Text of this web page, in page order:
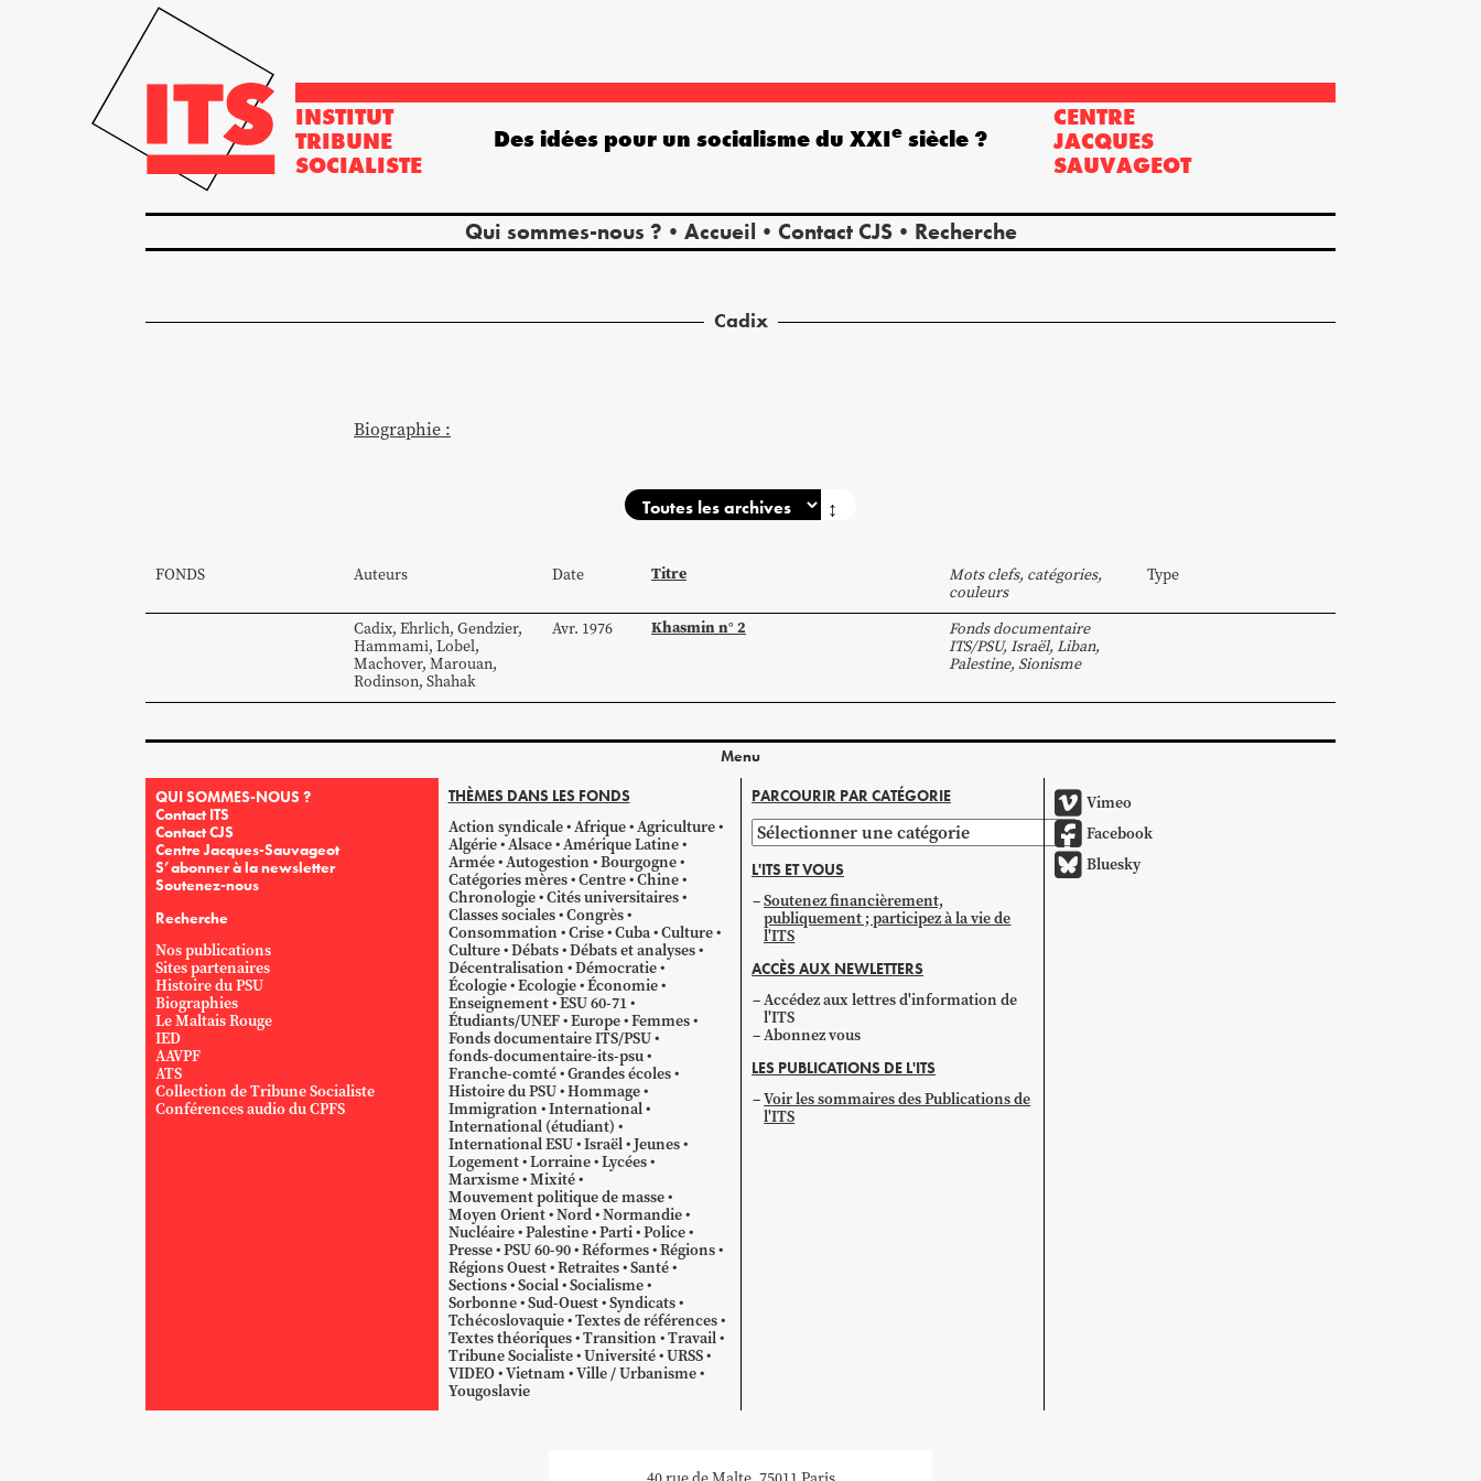
INSTITUT
TRIBUNE
SOCIALISTE
CENTRE
JACQUES
SAUVAGEOT
Qui sommes-nous ? Accueil Contact CJS Recherche
Des idées pour un socialisme du XXIe siècle ?
Cadix
Biographie :
↕
FONDS Auteurs Date Titre
Mots clefs, catégories,
couleurs
Type
Cadix, Ehrlich, Gendzier,
Hammami, Lobel,
Machover, Marouan,
Rodinson, Shahak
Avr. 1976 Khasmin n° 2
Fonds documentaire
ITS/PSU, Israël, Liban,
Palestine, Sionisme
Menu
QUI SOMMES-NOUS ?
Contact ITS
Contact CJS
Centre Jacques-Sauvageot
S’abonner à la newsletter
Soutenez-nous
Recherche
Nos publications
Sites partenaires
Histoire du PSU
Biographies
Le Maltais Rouge
IED
AAVPF
ATS
Collection de Tribune Socialiste
Conférences audio du CPFS
THÈMES DANS LES FONDS
Action syndicale Afrique Agriculture
Algérie Alsace Amérique Latine
Armée Autogestion Bourgogne
Catégories mères Centre Chine
Chronologie Cités universitaires
Classes sociales Congrès
Consommation Crise Cuba Culture
Culture Débats Débats et analyses
Décentralisation Démocratie
Écologie Ecologie Économie
Enseignement ESU 60-71
Étudiants/UNEF Europe Femmes
Fonds documentaire ITS/PSU
fonds-documentaire-its-psu
Franche-comté Grandes écoles
Histoire du PSU Hommage
Immigration International
International (étudiant)
International ESU Israël Jeunes
Logement Lorraine Lycées
Marxisme Mixité
Mouvement politique de masse
Moyen Orient Nord Normandie
Nucléaire Palestine Parti Police
Presse PSU 60-90 Réformes Régions
Régions Ouest Retraites Santé
Sections Social Socialisme
Sorbonne Sud-Ouest Syndicats
Tchécoslovaquie Textes de références
Textes théoriques Transition Travail
Tribune Socialiste Université URSS
VIDEO Vietnam Ville / Urbanisme
Yougoslavie
PARCOURIR PAR CATÉGORIE
Parcourir
par
catégorie
L'ITS ET VOUS
Soutenez financièrement,
publiquement ; participez à la vie de
l'ITS
ACCÈS AUX NEWLETTERS
Accédez aux lettres d'information de
l'ITS
Abonnez vous
LES PUBLICATIONS DE L'ITS
Voir les sommaires des Publications de
l'ITS
Vimeo
Facebook
Bluesky